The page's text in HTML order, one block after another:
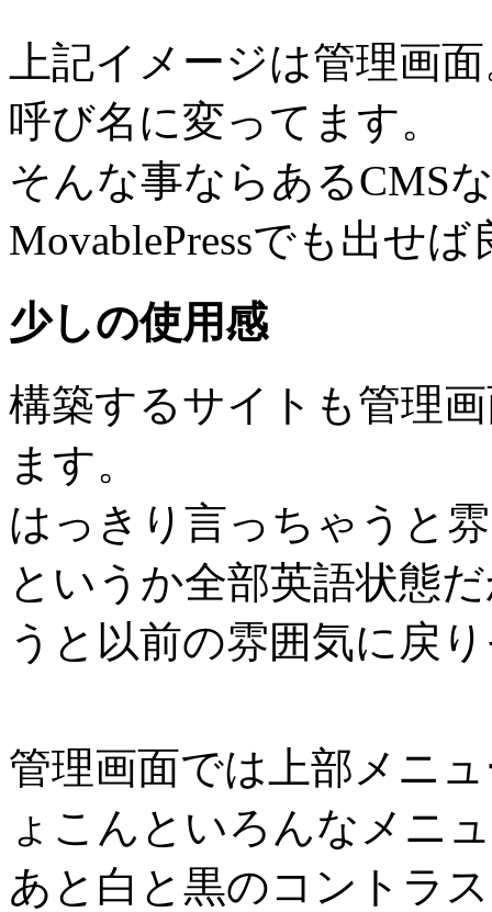
上記イメージは管理画
呼び名に変ってます。
そんな事ならあるCMS
MovablePressでも出せ
少しの使用感
構築するサイトも管理
ます。
はっきり言っちゃうと
というか全部英語状態
うと以前の雰囲気に戻
管理画面では上部メニ
ょこんといろんなメニ
あと白と黒のコントラ